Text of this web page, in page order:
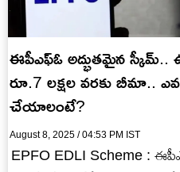
ఈపీఎఫ్ఓ అద్భుతమైన
రూ.7 లక్షల వరకు బీమా..
చేయాలంటే?
August 8, 2025 / 04:53 PM IST
EPFO EDLI Scheme :